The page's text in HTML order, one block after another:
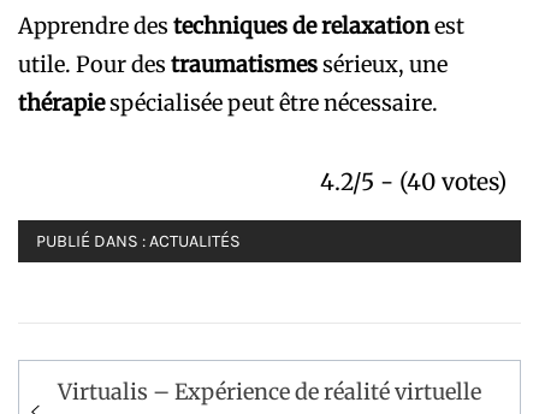
Apprendre des techniques de relaxationest
utile. Pour des traumatismessérieux, une
thérapiespécialisée peut être nécessaire.
4.2/5 - (40 votes)
PUBLIÉ DANS :ACTUALITÉS
Navigation
Virtualis – Expérience de réalité virtuelle